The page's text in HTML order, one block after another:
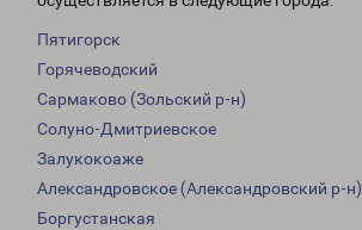
Пятигорск
Горячеводский
Сармаково (Зольский р-н)
Солуно-Дмитриевское
Залукокоаже
Александровское (Александровский р-н)
Боргустанская